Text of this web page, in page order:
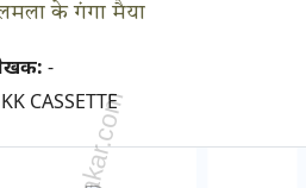
के गंगा मैया
-
KK CASSETTE